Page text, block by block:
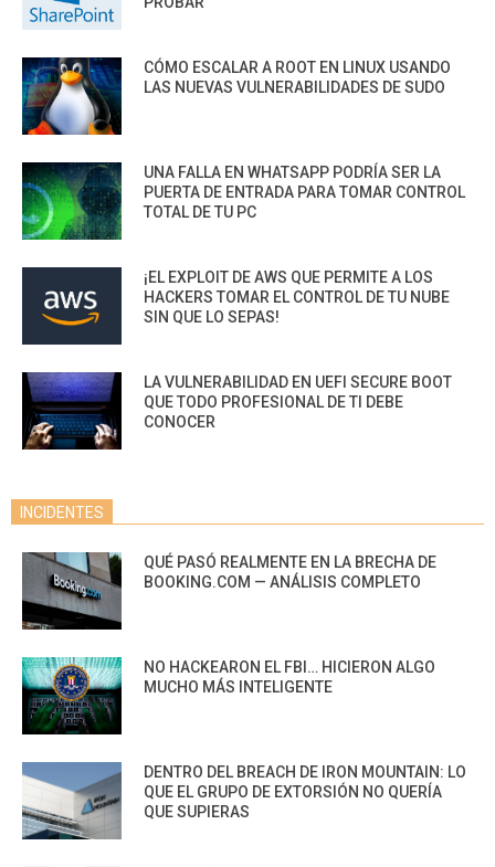
CÓMO ESCALAR A ROOT EN LINUX USANDO
LAS NUEVAS VULNERABILIDADES DE SUDO
UNA FALLA EN WHATSAPP PODRÍA SER LA
PUERTA DE ENTRADA PARA TOMAR CONTROL
TOTAL DE TU PC
¡EL EXPLOIT DE AWS QUE PERMITE A LOS
HACKERS TOMAR EL CONTROL DE TU NUBE
SIN QUE LO SEPAS!
LA VULNERABILIDAD EN UEFI SECURE BOOT
QUE TODO PROFESIONAL DE TI DEBE
CONOCER
INCIDENTES
QUÉ PASÓ REALMENTE EN LA BRECHA DE
BOOKING.COM — ANÁLISIS COMPLETO
NO HACKEARON EL FBI… HICIERON ALGO
MUCHO MÁS INTELIGENTE
DENTRO DEL BREACH DE IRON MOUNTAIN: LO
QUE EL GRUPO DE EXTORSIÓN NO QUERÍA
QUE SUPIERAS